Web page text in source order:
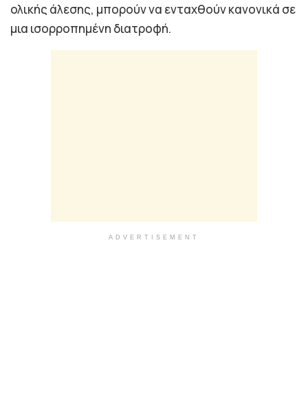
ολικής άλεσης, μπορούν να ενταχθούν κανονικά σε
μια ισορροπημένη διατροφή.
ADVERTISEMENT